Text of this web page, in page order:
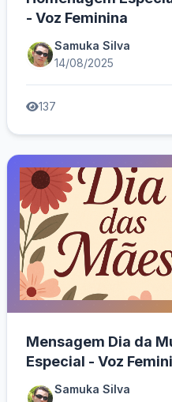
- Voz Feminina
Samuka Silva
14/08/2025
137
Mensagem Dia da
Especial - Voz
Samuka Silva